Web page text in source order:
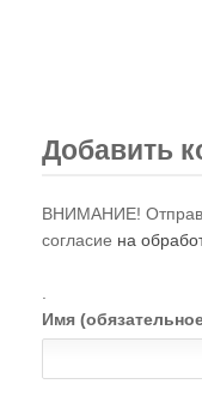
Добавить
ВНИМАНИЕ!
согласие на
.
Имя